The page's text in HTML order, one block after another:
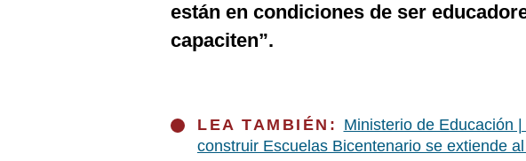
están en condiciones de ser
capaciten”.
LEA TAMBIÉN: Ministerio de Educación
construir Escuelas Bicentenario se extiende